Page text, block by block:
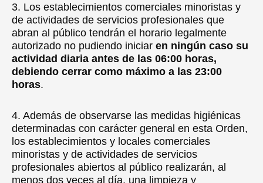
3. Los establecimientos comerciales minoristas y
de actividades de servicios profesionales que
abran al público tendrán el horario legalmente
autorizado no pudiendo iniciar en ningún caso su
actividad diaria antes de las 06:00 horas,
debiendo cerrar como máximo a las 23:00
horas.
4. Además de observarse las medidas higiénicas
determinadas con carácter general en esta Orden,
los establecimientos y locales comerciales
minoristas y de actividades de servicios
profesionales abiertos al público realizarán, al
menos dos veces al día, una limpieza y